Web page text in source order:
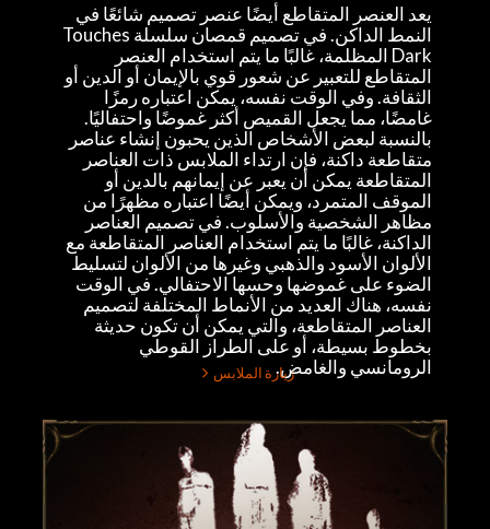
يعد العنصر المتقاطع أيضًا عنصر تصميم شائعًا في
النمط الداكن. في تصميم قمصان سلسلة Touches
Dark المظلمة، غالبًا ما يتم استخدام العنصر
المتقاطع للتعبير عن شعور قوي بالإيمان أو الدين أو
الثقافة. وفي الوقت نفسه، يمكن اعتباره رمزًا
غامضًا، مما يجعل القميص أكثر غموضًا واحتفاليًا.
بالنسبة لبعض الأشخاص الذين يحبون إنشاء عناصر
متقاطعة داكنة، فإن ارتداء الملابس ذات العناصر
المتقاطعة يمكن أن يعبر عن إيمانهم بالدين أو
الموقف المتمرد، ويمكن أيضًا اعتباره مظهرًا من
مظاهر الشخصية والأسلوب. في تصميم العناصر
الداكنة، غالبًا ما يتم استخدام العناصر المتقاطعة مع
الألوان الأسود والذهبي وغيرها من الألوان لتسليط
الضوء على غموضها وحسها الاحتفالي. في الوقت
نفسه، هناك العديد من الأنماط المختلفة لتصميم
العناصر المتقاطعة، والتي يمكن أن تكون حديثة
بخطوط بسيطة، أو على الطراز القوطي
الرومانسي والغامض.زيارة الملابس